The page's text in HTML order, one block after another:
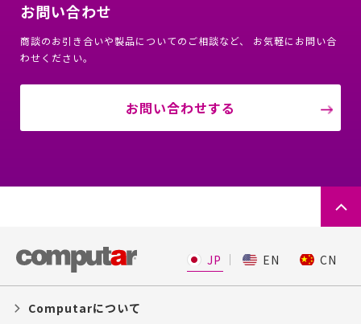
お問い合わせ
商談のお引き合いや製品についてのご相談など、 お気軽にお問い合
わせください。
お問い合わせする
JP EN CN
Computarについて